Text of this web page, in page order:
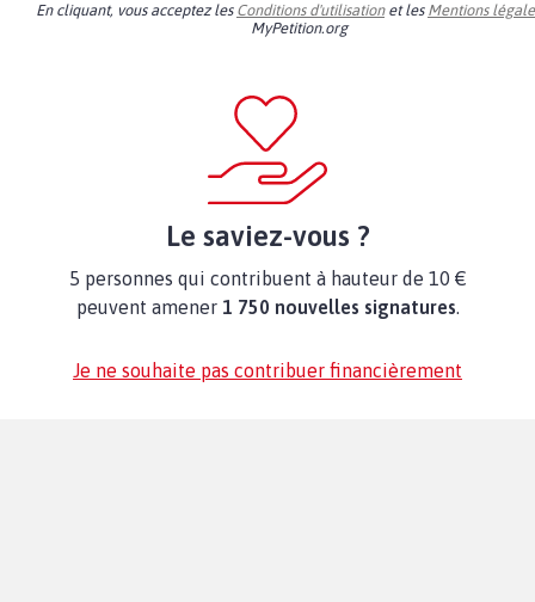
En cliquant, vous acceptez les Conditions d'utilisationet les Mentions
MyPetition.org
Le saviez-vous ?
5 personnes qui contribuent à hauteur de 10 €
peuvent amener 1 750 nouvelles signatures.
Je ne souhaite pas contribuer financièrement